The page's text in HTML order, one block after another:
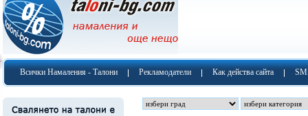
Всички Намаления - Талони Рекламодатели Как действа сайта